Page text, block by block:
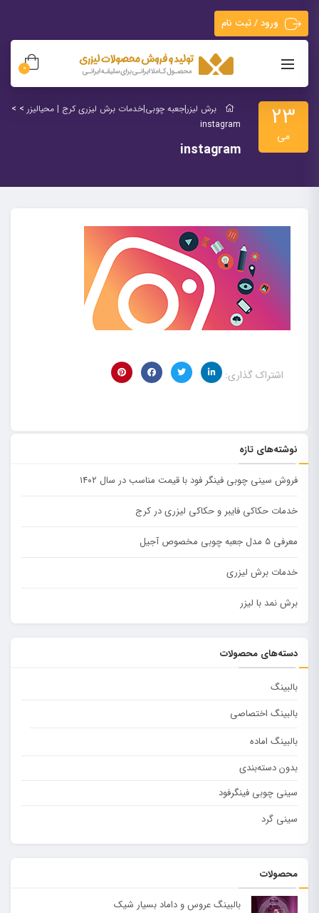
ورود / ثبت نام
0
23
می
برش لیزر|جعبه چوبی|خدمات برش لیزری کرج | محیالیزر > >
instagram
instagram
اشتراک گذاری:
نوشته‌های تازه
فروش سینی چوبی فینگر فود با قیمت مناسب در سال ۱۴۰۲
خدمات حکاکی فایبر و حکاکی لیزری در کرج
معرفی ۵ مدل جعبه چوبی مخصوص آجیل
خدمات برش لیزری
برش نمد با لیزر
دسته‌های محصولات
بالبینگ
بالبینگ اختصاصی
بالبینگ اماده
بدون دسته‌بندی
سینی چوبی فینگرفود
سینی گرد
محصولات
بالبینگ عروس و داماد بسیار شیک